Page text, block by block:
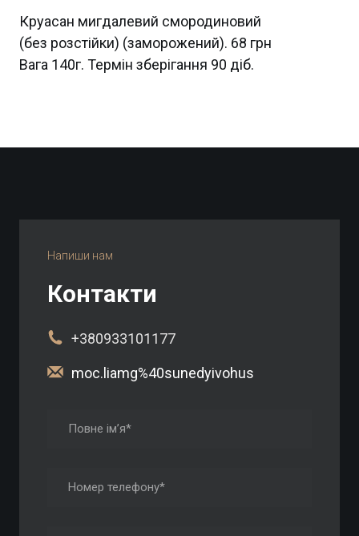
Круасан мигдалевий смородиновий
(без розстійки) (заморожений). 68 грн
Вага 140г. Термін зберігання 90 діб.
Напиши нам
Контакти
+380933101177
moc.liamg%40sunedyivohus